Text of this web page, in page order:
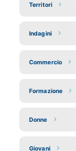
Territori
Indagini
Commercio
Formazione
Donne
Giovani